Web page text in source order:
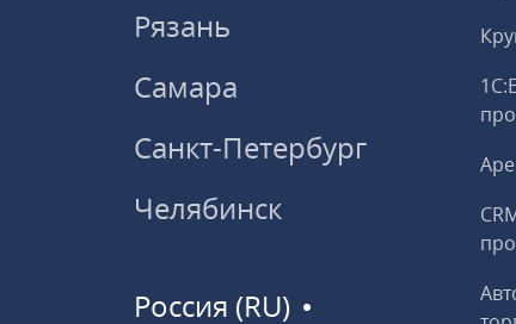
Рязань
Самара
Санкт-Петербург
Челябинск
Россия (RU)